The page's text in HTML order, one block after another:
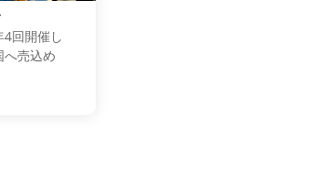
回開催し
へ売込め